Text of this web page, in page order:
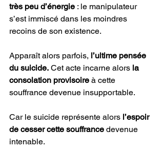
très peu d’énergie : le manipulateur
s’est immiscé dans les moindres
recoins de son existence.
Apparaît alors parfois, l’ultime pensée
du suicide. Cet acte incarne alors la
consolation provisoire à cette
souffrance devenue insupportable.
Car le suicide représente alors l’espoir
de cesser cette souffrance devenue
intenable.